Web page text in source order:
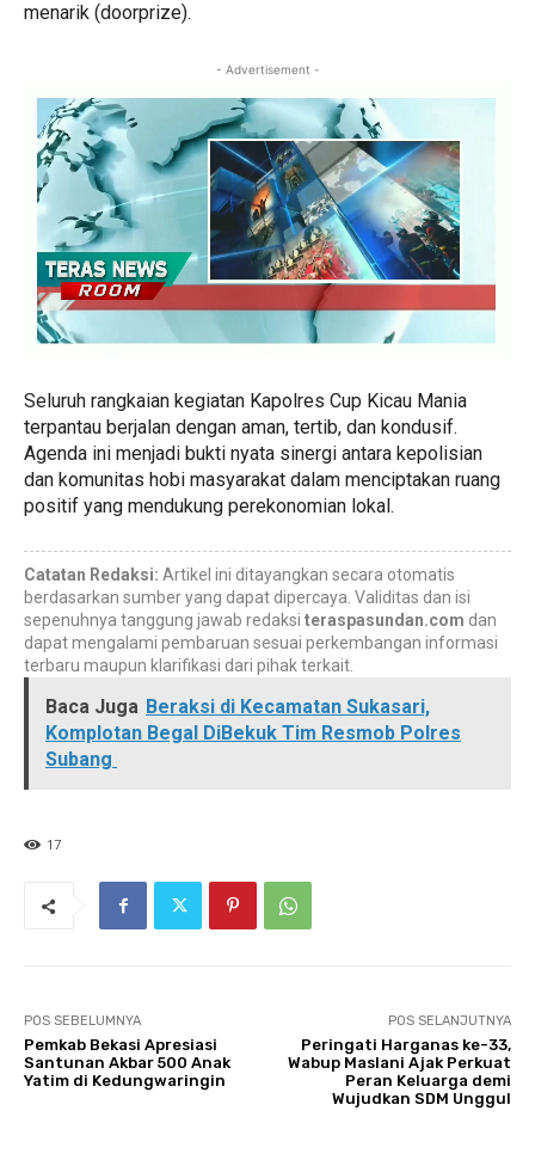
menarik (doorprize).
- Advertisement -
​Seluruh rangkaian kegiatan Kapolres Cup Kicau Mania
terpantau berjalan dengan aman, tertib, dan kondusif.
Agenda ini menjadi bukti nyata sinergi antara kepolisian
dan komunitas hobi masyarakat dalam menciptakan ruang
positif yang mendukung perekonomian lokal.
Catatan Redaksi: Artikel ini ditayangkan secara otomatis
berdasarkan sumber yang dapat dipercaya. Validitas dan isi
sepenuhnya tanggung jawab redaksi teraspasundan.com dan
dapat mengalami pembaruan sesuai perkembangan informasi
terbaru maupun klarifikasi dari pihak terkait.
Baca Juga Beraksi di Kecamatan Sukasari,
Komplotan Begal DiBekuk Tim Resmob Polres
Subang
17
POS SEBELUMNYA
Pemkab Bekasi Apresiasi
Santunan Akbar 500 Anak
Yatim di Kedungwaringin
POS SELANJUTNYA
Peringati Harganas ke-33,
Wabup Maslani Ajak Perkuat
Peran Keluarga demi
Wujudkan SDM Unggul